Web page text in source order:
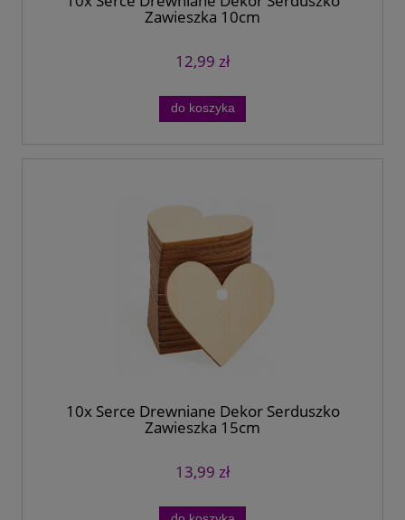
Zawieszka 10cm
12,99 zł
do koszyka
10x Serce Drewniane Dekor Serduszko
Zawieszka 15cm
13,99 zł